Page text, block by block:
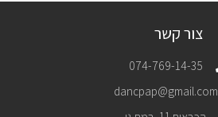
צור קשר
074-769-14-35
dancpap@gmail.com